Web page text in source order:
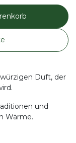
Duft, der
und
Wärme.